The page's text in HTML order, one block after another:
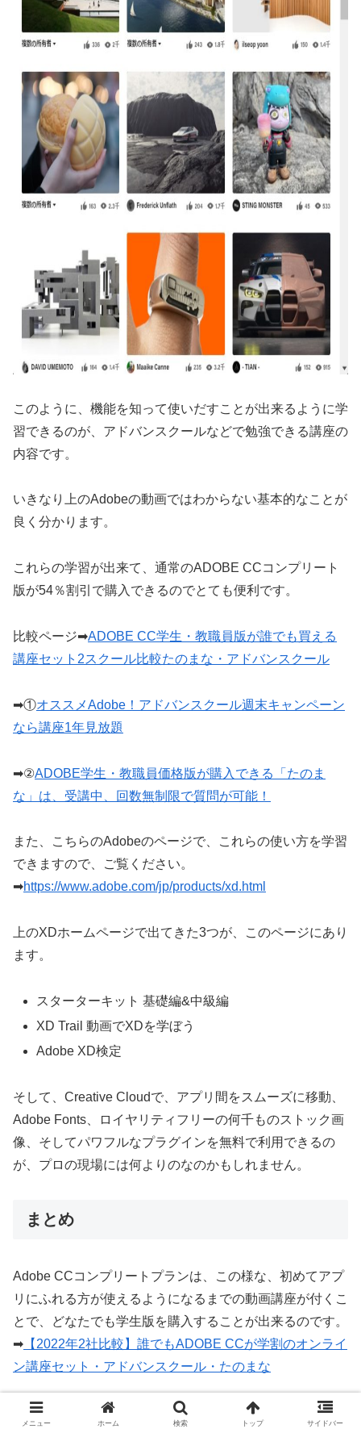
このように、機能を知って使いだすことが出来るように学
習できるのが、アドバンスクールなどで勉強できる講座の
内容です。
いきなり上のAdobeの動画ではわからない基本的なことが
良く分かります。
これらの学習が出来て、通常のADOBE CCコンプリート
版が54％割引で購入できるのでとても便利です。
比較ページ➡ADOBE CC学生・教職員版が誰でも買える
講座セット2スクール比較たのまな・アドバンスクール
➡①オススメAdobe！アドバンスクール週末キャンペーン
なら講座1年見放題
➡②ADOBE学生・教職員価格版が購入できる「たのま
な」は、受講中、回数無制限で質問が可能！
また、こちらのAdobeのページで、これらの使い方を学習
できますので、ご覧ください。
➡https://www.adobe.com/jp/products/xd.html
上のXDホームページで出てきた3つが、このページにあり
ます。
スターターキット 基礎編&中級編
XD Trail 動画でXDを学ぼう
Adobe XD検定
そして、Creative Cloudで、アプリ間をスムーズに移動、
Adobe Fonts、ロイヤリティフリーの何千ものストック画
像、そしてパワフルなプラグインを無料で利用できるの
が、プロの現場には何よりのなのかもしれません。
まとめ
Adobe CCコンプリートプランは、この様な、初めてアプ
リにふれる方が使えるようになるまでの動画講座が付くこ
とで、どなたでも学生版を購入することが出来るのです。
➡ 【2022年2社比較】誰でもADOBE CCが学割のオンライ
ン講座セット・アドバンスクール・たのまな
メニュー ホーム 検索 トップ サイドバー